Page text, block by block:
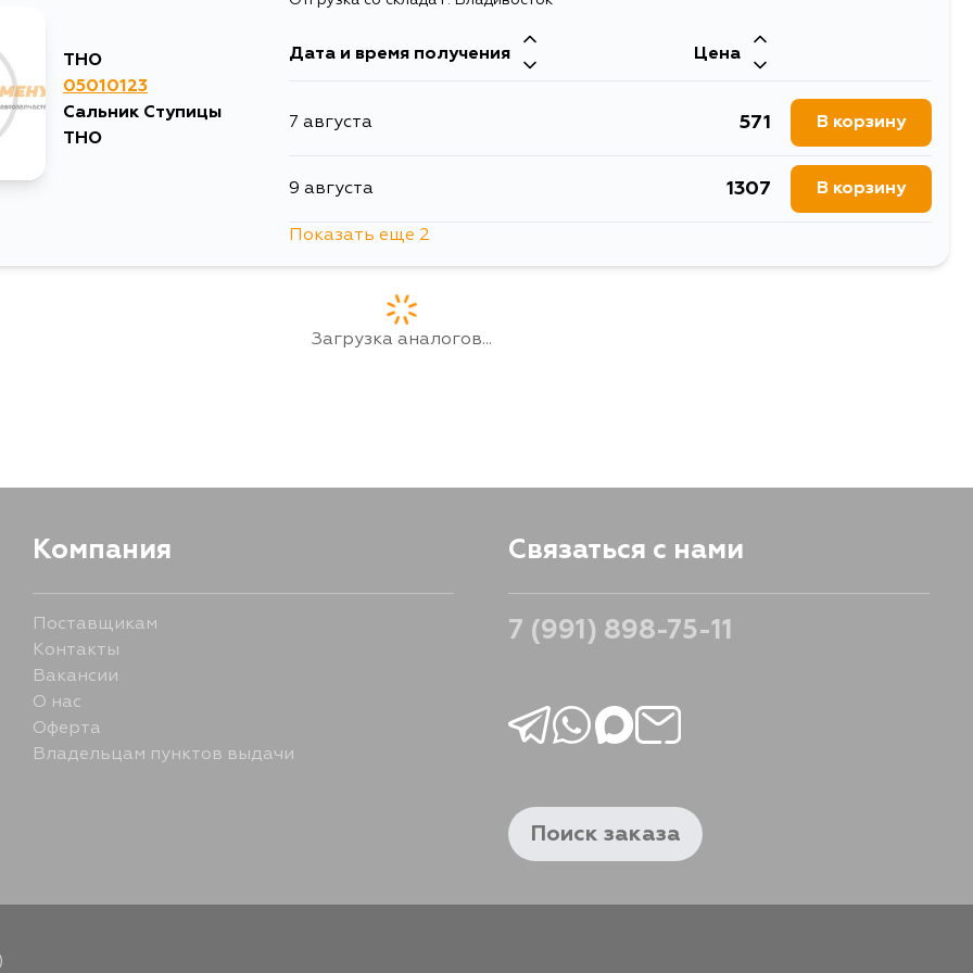
THO
05010123
Сальник Ступицы
THO
Дата и время получения Цена
7 августа 571 В корзину
9 августа 1307 В корзину
Показать еще 2
Загрузка аналогов...
Компания
Поставщикам
Контакты
Вакансии
О нас
Оферта
Владельцам пунктов выдачи
Связаться с нами
7 (991) 898-75-11
Поиск заказа